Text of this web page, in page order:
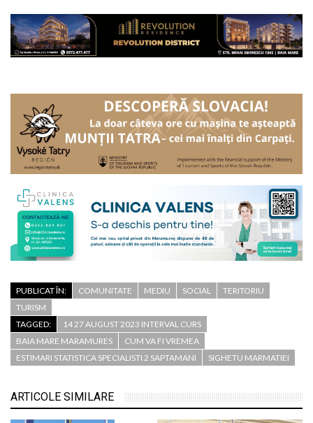
PUBLICAT ÎN: COMUNITATE MEDIU SOCIAL
TERITORIU
TURISM
TAGGED:
14 27 AUGUST 2023 INTERVAL CURS
BAIA MARE MARAMURES
CUM VA FI VREMEA
ESTIMARI STATISTICA SPECIALISTI 2 SAPTAMANI
SIGHETU MARMATIEI
ARTICOLE SIMILARE